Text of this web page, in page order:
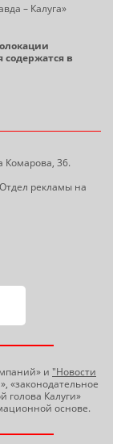
– Калуга»
содержатся в
Комарова, 36.
Отдел рекламы на
и "Новости
«законодательное
голова Калуги»
основе.